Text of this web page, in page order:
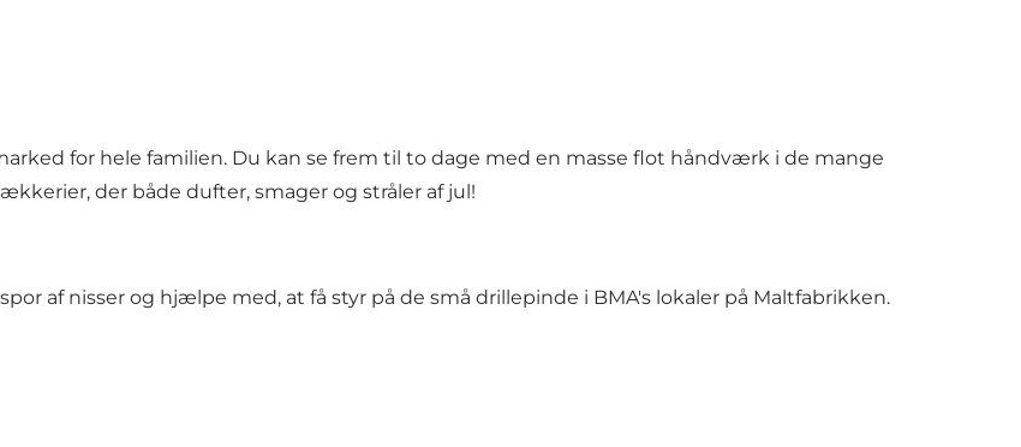
for hele familien. Du kan se frem til to dage med en masse flot håndværk i de mange
der både dufter, smager og stråler af jul!
af nisser og hjælpe med, at få styr på de små drillepinde i BMA's lokaler på Maltfabrikken.